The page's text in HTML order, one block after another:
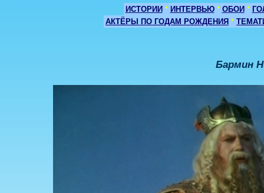
ИСТОРИИ * ИНТЕРВЬЮ * ОБОИ *
АКТЁРЫ ПО ГОДАМ РОЖДЕНИЯ *
Бармин